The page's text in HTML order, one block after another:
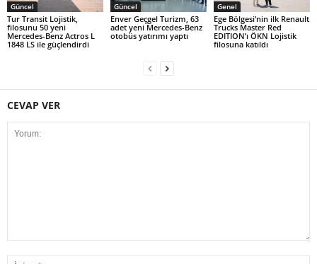
Güncel
Tur Transit Lojistik,
filosunu 50 yeni
Mercedes-Benz Actros L
1848 LS ile güçlendirdi
Güncel
Enver Geçgel Turizm, 63
adet yeni Mercedes-Benz
otobüs yatırımı yaptı
Genel
Ege Bölgesi’nin ilk Renault
Trucks Master Red
EDITION’ı ÖKN Lojistik
filosuna katıldı
CEVAP VER